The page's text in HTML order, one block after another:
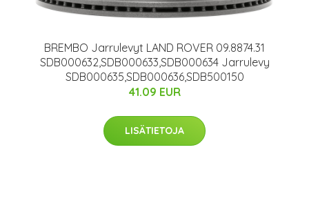
BREMBO Jarrulevyt LAND ROVER 09.8874.31
SDB000632,SDB000633,SDB000634 Jarrulevy
SDB000635,SDB000636,SDB500150
41.09 EUR
LISÄTIETOJA